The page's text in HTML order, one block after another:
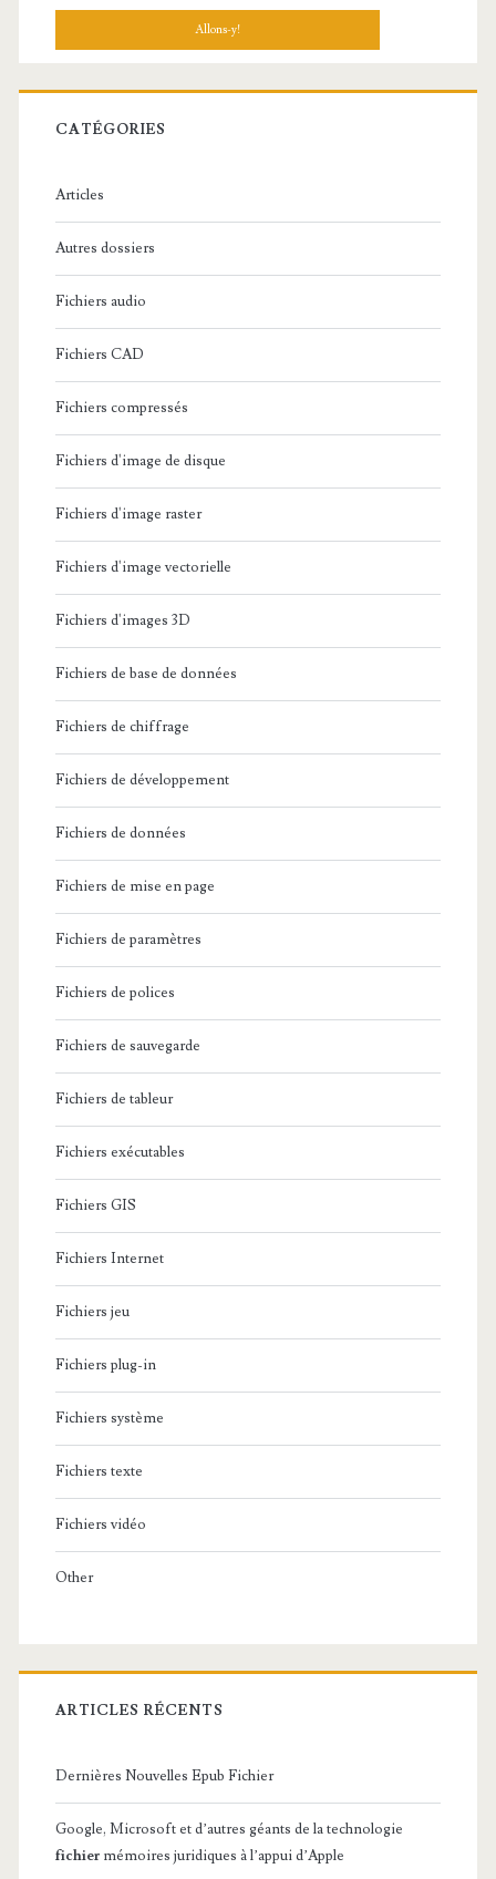
h
r
c
:
CATÉGORIES
Articles
Autres dossiers
Fichiers audio
Fichiers CAD
Fichiers compressés
Fichiers d'image de disque
Fichiers d'image raster
Fichiers d'image vectorielle
Fichiers d'images 3D
Fichiers de base de données
Fichiers de chiffrage
Fichiers de développement
Fichiers de données
Fichiers de mise en page
Fichiers de paramètres
Fichiers de polices
Fichiers de sauvegarde
Fichiers de tableur
Fichiers exécutables
Fichiers GIS
Fichiers Internet
Fichiers jeu
Fichiers plug-in
Fichiers système
Fichiers texte
Fichiers vidéo
Other
ARTICLES RÉCENTS
Dernières Nouvelles Epub Fichier
Google, Microsoft et d’autres géants de la technologie
fichier mémoires juridiques à l’appui d’Apple